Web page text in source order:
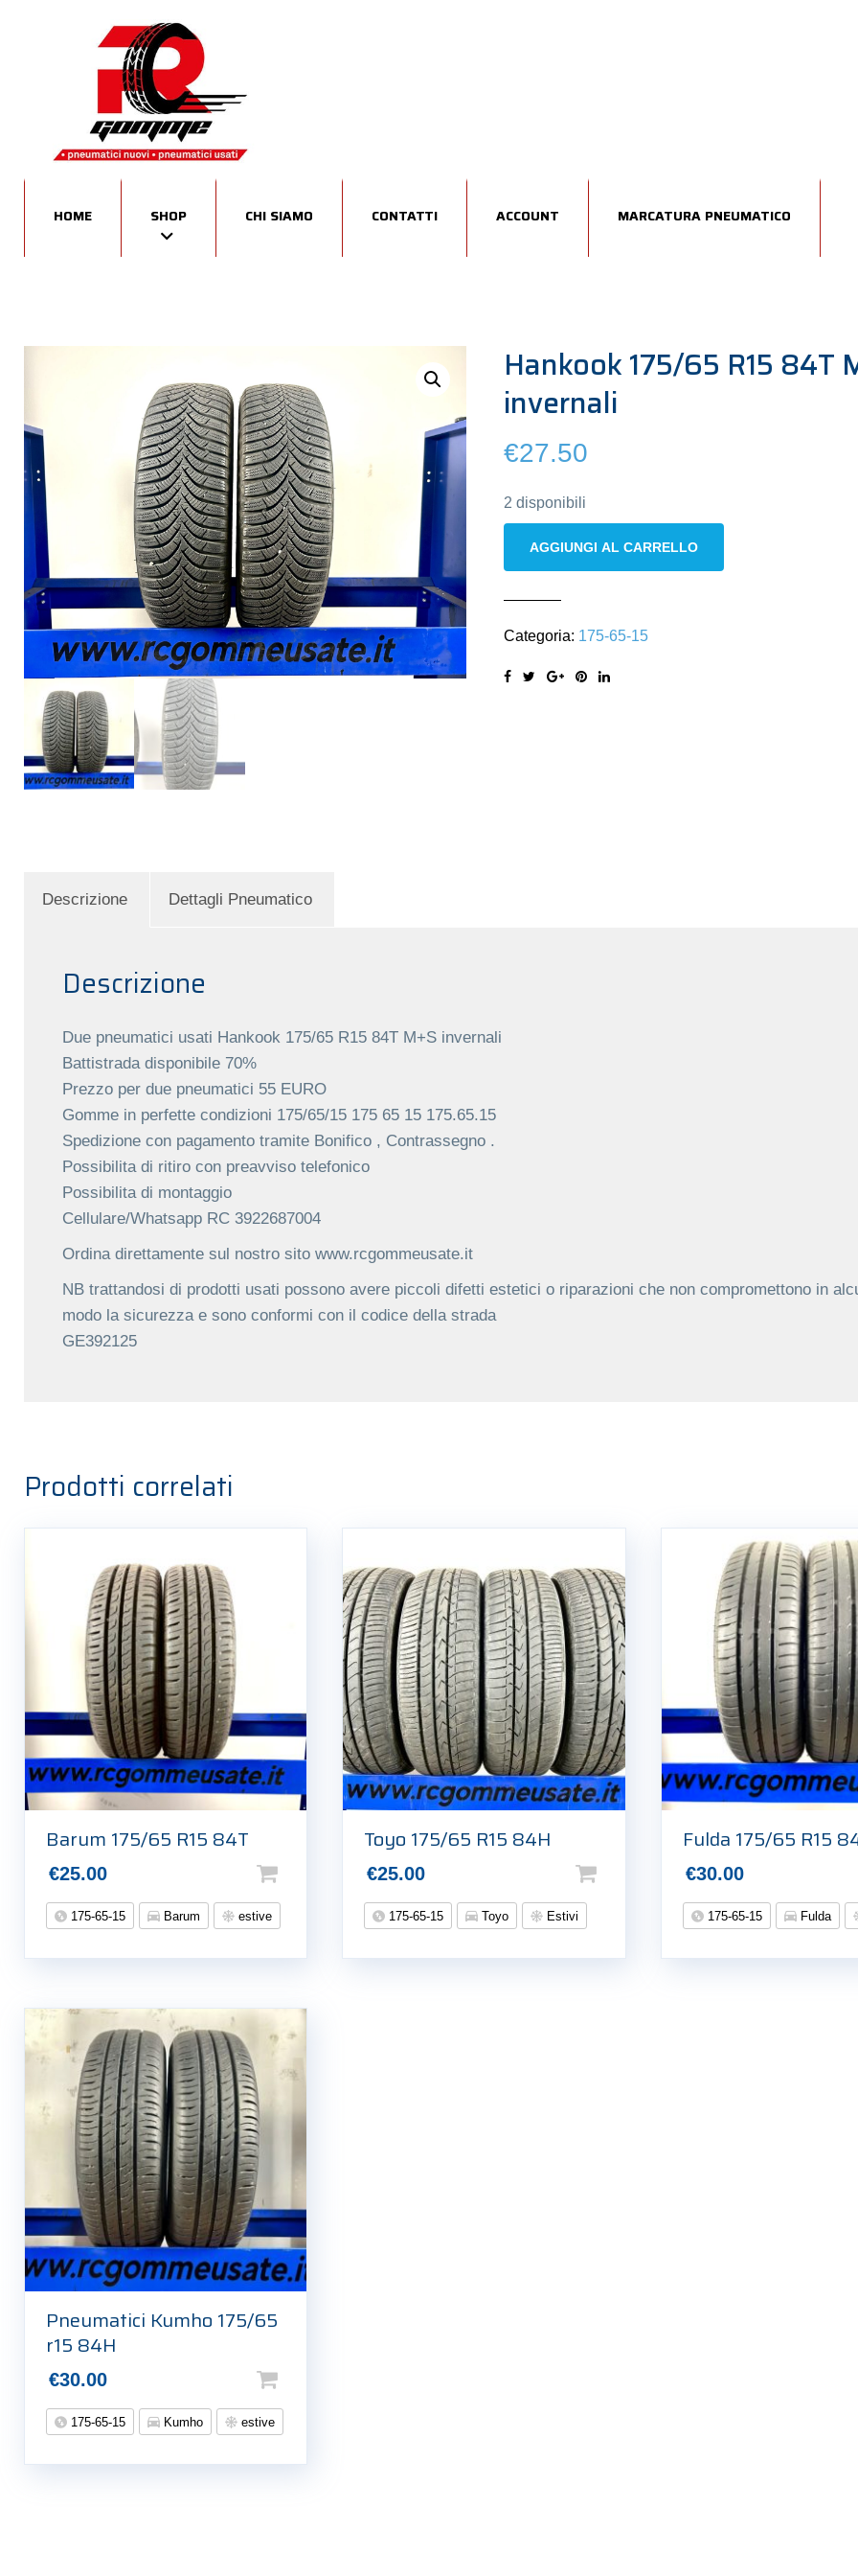
HOME SHOP CHI SIAMO CONTATTI ACCOUNT MARCATURA PNEUMATICO
Hankook 175/65 R15 84T
invernali
€27.50
2 disponibili
M+S
AGGIUNGI AL CARRELLO
Categoria: 175-65-15
Descrizione Dettagli Pneumatico
Descrizione
Due pneumatici usati Hankook 175/65 R15 84T M+S invernali
Battistrada disponibile 70%
Prezzo per due pneumatici 55 EURO
Gomme in perfette condizioni 175/65/15 175 65 15 175.65.15
Spedizione con pagamento tramite Bonifico , Contrassegno .
Possibilita di ritiro con preavviso telefonico
Possibilita di montaggio
Cellulare/Whatsapp RC 3922687004
Ordina direttamente sul nostro sito www.rcgommeusate.it
NB trattandosi di prodotti usati possono avere piccoli difetti estetici o riparazioni che non compromettono in
modo la sicurezza e sono conformi con il codice della strada
GE392125
Prodotti correlati
Barum 175/65 R15 84T
€25.00
175-65-15 Barum estive
Toyo 175/65 R15 84H
€25.00
175-65-15 Toyo Estivi
Fulda 175/65 R15
€30.00
175-65-15 Fulda
Pneumatici Kumho 175/65
r15 84H
€30.00
175-65-15 Kumho estive